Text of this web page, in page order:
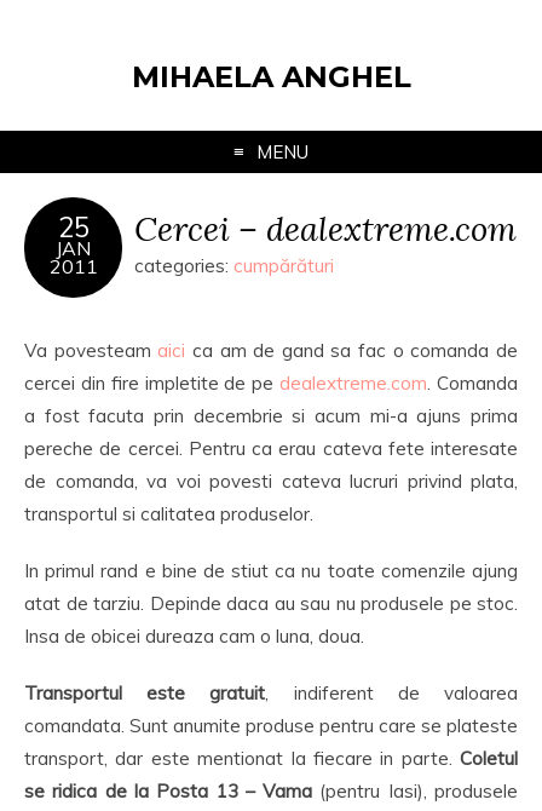
MIHAELA ANGHEL
MENU
25
JAN
2011
Cercei – dealextreme.com
categories: cumpărături
Va povesteam aici ca am de gand sa fac o comanda de
cercei din fire impletite de pe dealextreme.com. Comanda
a fost facuta prin decembrie si acum mi-a ajuns prima
pereche de cercei. Pentru ca erau cateva fete interesate
de comanda, va voi povesti cateva lucruri privind plata,
transportul si calitatea produselor.
In primul rand e bine de stiut ca nu toate comenzile ajung
atat de tarziu. Depinde daca au sau nu produsele pe stoc.
Insa de obicei dureaza cam o luna, doua.
Transportul este gratuit, indiferent de valoarea
comandata. Sunt anumite produse pentru care se plateste
transport, dar este mentionat la fiecare in parte. Coletul
se ridica de la Posta 13 – Vama (pentru Iasi), produsele